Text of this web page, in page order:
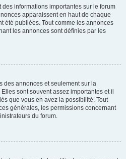
informations importantes sur le forum
apparaissent en haut de chaque
été publiées. Tout comme les annonces
les annonces sont définies par les
des annonces et seulement sur la
sont souvent assez importantes et il
que vous en avez la possibilité. Tout
générales, les permissions concernant
du forum.